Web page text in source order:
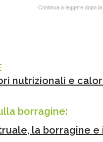
Continua a leggere dopo la
nutrizionali e
borragine:
la borragine